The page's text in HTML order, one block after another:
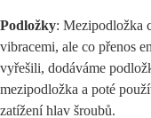
Podložky: Mezipodložka
vibracemi, ale co přenos
vyřešili, dodáváme
mezipodložka a poté
zatížení hlav šroubů.